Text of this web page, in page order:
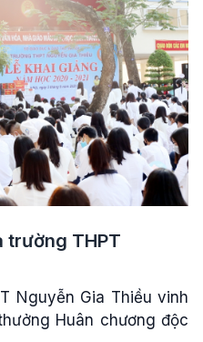
trường THPT
Nguyễn Gia Thiều vinh
Huân chương độc